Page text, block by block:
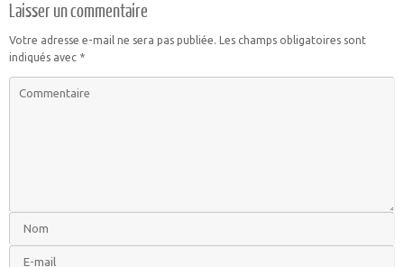
Laisser un commentaire
Votre adresse e-mail ne sera pas publiée. Les champs obligatoires sont
indiqués avec *